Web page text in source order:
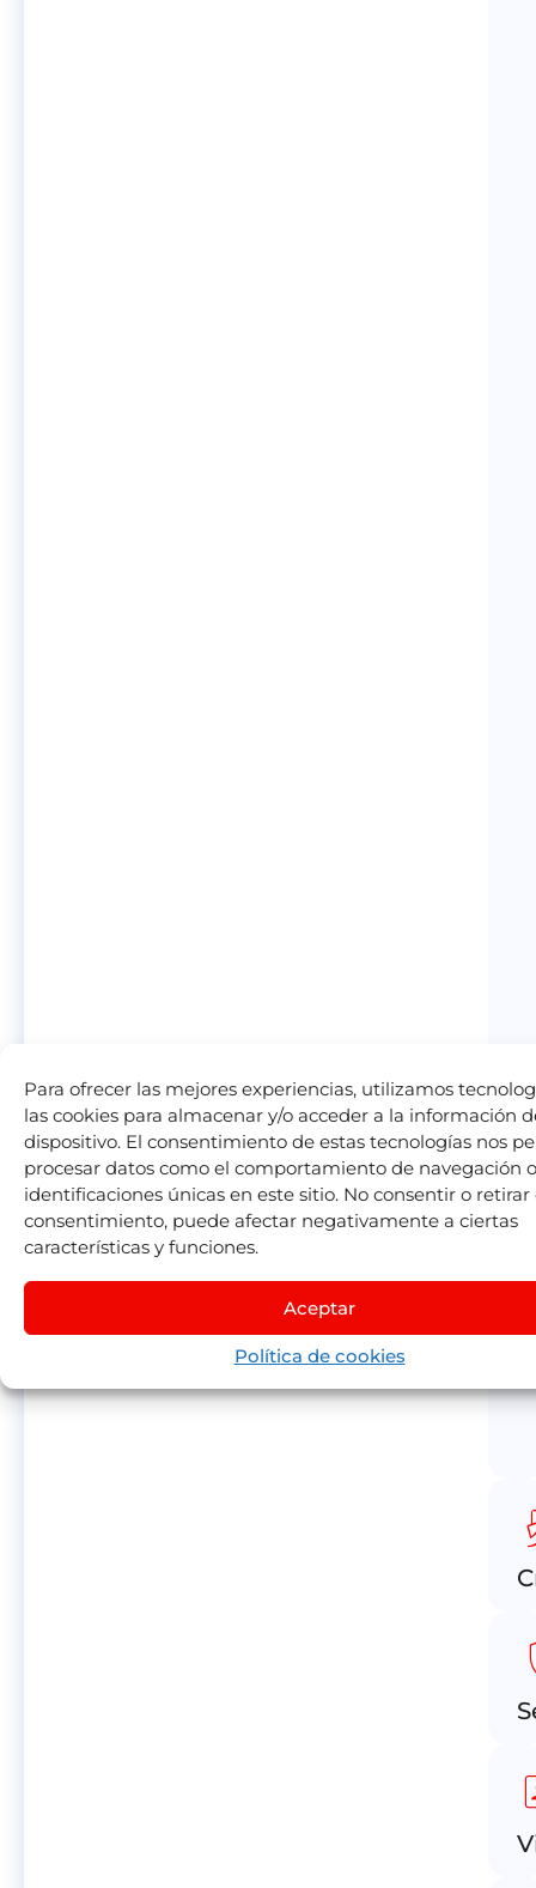
Para ofrecer las mejores experiencias, utilizamos
las cookies para almacenar y/o acceder a la información
dispositivo. El consentimiento de estas tecnologías nos
procesar datos como el comportamiento de navegación
identificaciones únicas en este sitio. No consentir o retirar
consentimiento, puede afectar negativamente a ciertas
características y funciones.
Aceptar
Política de cookies